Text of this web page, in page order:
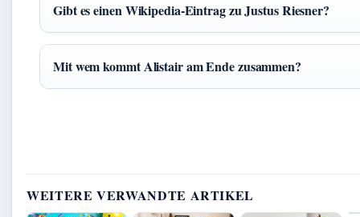
Gibt es einen Wikipedia‑Eintrag zu Justus Riesner?
Mit wem kommt Alistair am Ende zusammen?
WEITERE VERWANDTE ARTIKEL